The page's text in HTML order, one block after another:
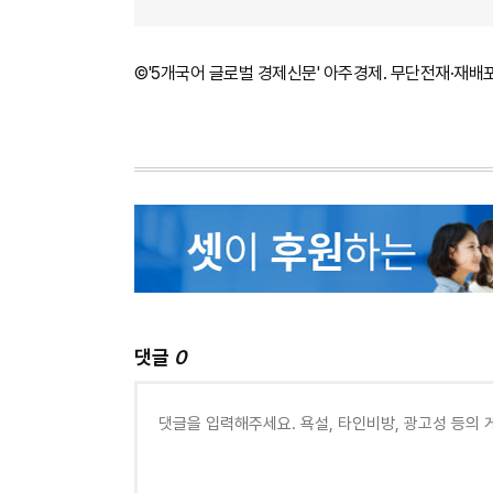
©'5개국어 글로벌 경제신문' 아주경제. 무단전재·재배
댓글 0